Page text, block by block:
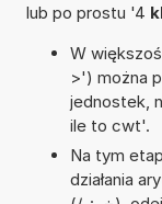
lub po prostu '4
W
>') można
jednostek,
ile to cwt'.
Na tym
działania